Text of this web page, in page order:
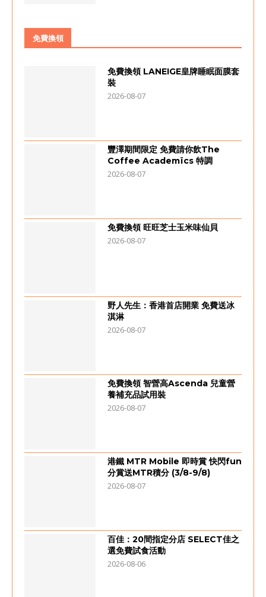
免費換領
免費換領 LANEIGE皇牌睡眠面膜套
裝
2026-08-07
豐澤期間限定 免費請你飲The
Coffee Academïcs 特調
2026-08-07
免費換領 旺旺芝士玉米味仙貝
2026-08-07
野人先生：香港首店開業 免費送冰
淇淋
2026-08-07
免費換領 智營高Ascenda 兒童營
養補充品試用裝
2026-08-07
港鐵 MTR Mobile 即時賞 快閃fun
分賞送MTR積分 (3/8-9/8)
2026-08-07
百佳：20間指定分店 SELECT佳之
選免費試食活動
2026-08-06